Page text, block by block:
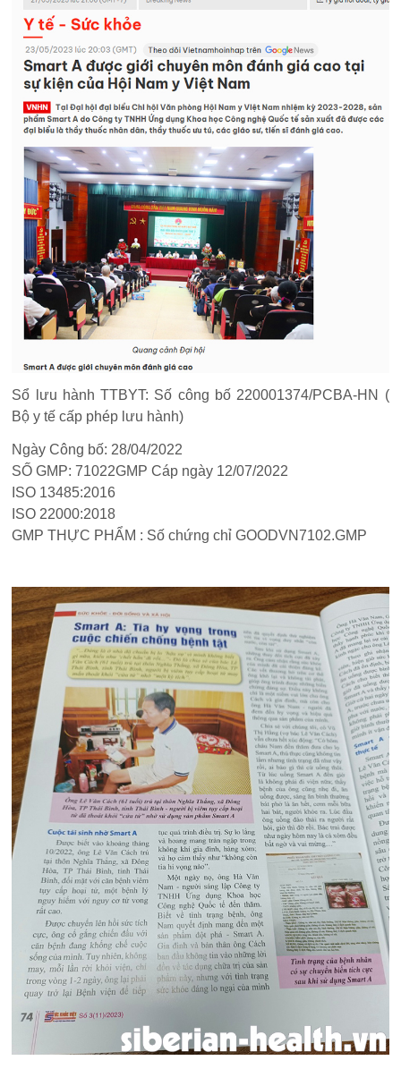
Sổ lưu hành TTBYT: Số công bố 220001374/PCBA-HN (
Bộ y tế cấp phép lưu hành)
Ngày Công bố: 28/04/2022
SỐ GMP: 71022GMP Cáp ngày 12/07/2022
ISO 13485:2016
ISO 22000:2018
GMP THỰC PHẨM : Số chứng chỉ GOODVN7102.GMP